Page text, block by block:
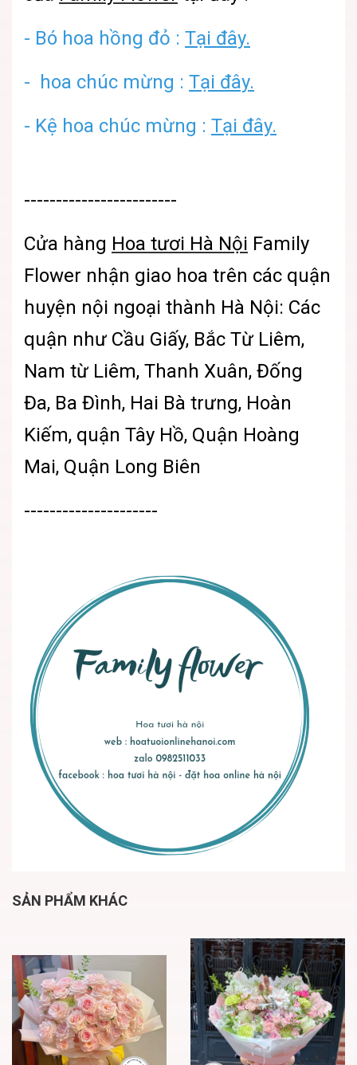
- Bó hoa hồng đỏ : Tại đây.
- hoa chúc mừng : Tại đây.
- Kệ hoa chúc mừng : Tại đây.
------------------------
Cửa hàng Hoa tươi Hà Nội Family
Flower nhận giao hoa trên các quận
huyện nội ngoại thành Hà Nội: Các
quận như Cầu Giấy, Bắc Từ Liêm,
Nam từ Liêm, Thanh Xuân, Đống
Đa, Ba Đình, Hai Bà trưng, Hoàn
Kiếm, quận Tây Hồ, Quận Hoàng
Mai, Quận Long Biên
---------------------
SẢN PHẨM KHÁC